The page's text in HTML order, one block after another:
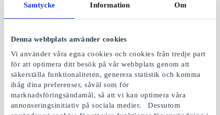
Samtycke Information Om
Denna webbplats använder cookies
Vi använder våra egna cookies och cookies från tredje part
för att optimera ditt besök på vår webbplats genom att
säkerställa funktionaliteten, generera statistik och komma
ihåg dina preferenser, såväl som för
marknadsföringsändamål, så att vi kan optimera våra
annonseringsinitiativ på sociala medier. Dessutom